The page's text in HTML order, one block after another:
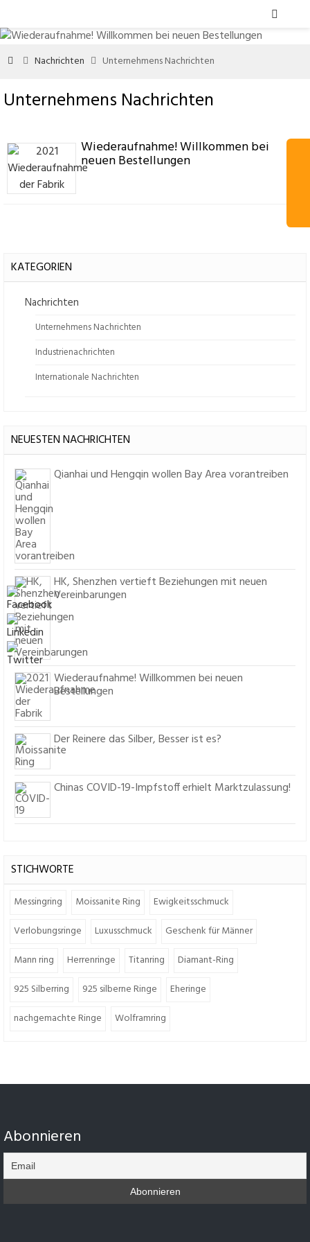

  Nachrichten  Unternehmens Nachrichten
Unternehmens Nachrichten
Wiederaufnahme! Willkommen bei
neuen Bestellungen
KATEGORIEN
Nachrichten
Unternehmens Nachrichten
Industrienachrichten
Internationale Nachrichten
NEUESTEN NACHRICHTEN
Qianhai und Hengqin wollen Bay Area vorantreiben
HK, Shenzhen vertieft Beziehungen mit neuen
Vereinbarungen
Wiederaufnahme! Willkommen bei neuen
Bestellungen
Der Reinere das Silber, Besser ist es?
Chinas COVID-19-Impfstoff erhielt Marktzulassung!
STICHWORTE
Messingring Moissanite Ring
Ewigkeitsschmuck
Verlobungsringe
Luxusschmuck
Geschenk für Männer
Mann ring
Herrenringe Titanring
Diamant-Ring
925 Silberring
925 silberne Ringe
Eheringe
nachgemachte Ringe
Wolframring
Abonnieren